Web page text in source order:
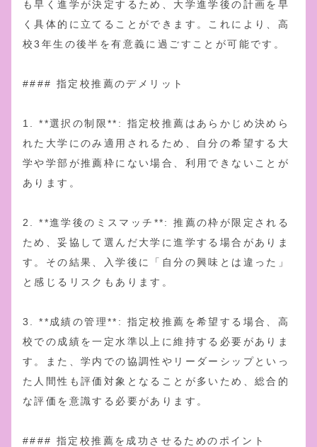
も早く進学が決定するため、大学進学後の計画を早
く具体的に立てることができます。これにより、高
校3年生の後半を有意義に過ごすことが可能です。
#### 指定校推薦のデメリット
1. **選択の制限**: 指定校推薦はあらかじめ決めら
れた大学にのみ適用されるため、自分の希望する大
学や学部が推薦枠にない場合、利用できないことが
あります。
2. **進学後のミスマッチ**: 推薦の枠が限定される
ため、妥協して選んだ大学に進学する場合がありま
す。その結果、入学後に「自分の興味とは違った」
と感じるリスクもあります。
3. **成績の管理**: 指定校推薦を希望する場合、高
校での成績を一定水準以上に維持する必要がありま
す。また、学内での協調性やリーダーシップといっ
た人間性も評価対象となることが多いため、総合的
な評価を意識する必要があります。
#### 指定校推薦を成功させるためのポイント